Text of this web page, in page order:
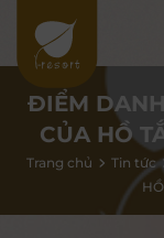
ĐIỂM
CỦA HỒ
Trang chủ Tin tức